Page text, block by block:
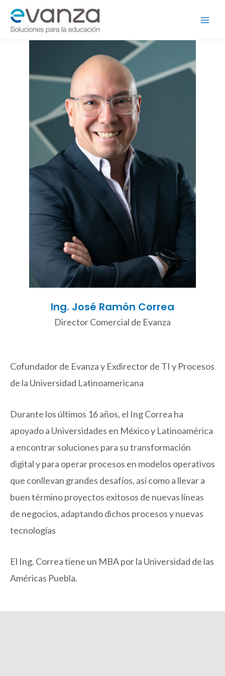
Ing. José Ramón Correa
Director Comercial de Evanza
Cofundador de Evanza y Exdirector de TI y Procesos
de la Universidad Latinoamericana
Durante los últimos 16 años, el Ing Correa ha
apoyado a Universidades en México y Latinoamérica
a encontrar soluciones para su transformación
digital y para operar procesos en modelos operativos
que conllevan grandes desafíos, así como a llevar a
buen término proyectos exitosos de nuevas líneas
de negocios, adaptando dichos procesos y nuevas
tecnologías
El Ing. Correa tiene un MBA por la Universidad de las
Américas Puebla.